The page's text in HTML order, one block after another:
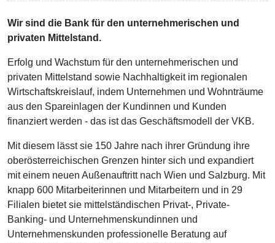
Wir sind die Bank für den unternehmerischen und
privaten Mittelstand.
Erfolg und Wachstum für den unternehmerischen und
privaten Mittelstand sowie Nachhaltigkeit im regionalen
Wirtschaftskreislauf, indem Unternehmen und Wohnträume
aus den Spareinlagen der Kundinnen und Kunden
finanziert werden - das ist das Geschäftsmodell der VKB.
Mit diesem lässt sie 150 Jahre nach ihrer Gründung ihre
oberösterreichischen Grenzen hinter sich und expandiert
mit einem neuen Außenauftritt nach Wien und Salzburg. Mit
knapp 600 Mitarbeiterinnen und Mitarbeitern und in 29
Filialen bietet sie mittelständischen Privat-, Private-
Banking- und Unternehmenskundinnen und
Unternehmenskunden professionelle Beratung auf